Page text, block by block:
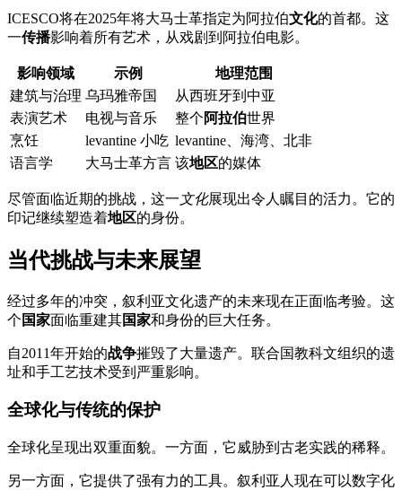
ICESCO将在2025年将大马士革指定为阿拉伯文化的首都。这
一传播影响着所有艺术，从戏剧到阿拉伯电影。
影响领域 示例
地理范围
建筑与治理 乌玛雅帝国
从西班牙到中亚
表演艺术
电视与音乐 整个阿拉伯世界
烹饪
levantine 小吃 levantine、海湾、北非
语言学
大马士革方言 该地区的媒体
尽管面临近期的挑战，这一文化展现出令人瞩目的活力。它的
印记继续塑造着地区的身份。
当代挑战与未来展望
经过多年的冲突，叙利亚文化遗产的未来现在正面临考验。这
个 国家面临重建其国家和身份的巨大任务。
自2011年开始的战争摧毁了大量遗产。联合国教科文组织的遗
址和手工艺技术受到严重影响。
全球化与传统的保护
全球化呈现出双重面貌。一方面，它威胁到古老实践的稀释。
另一方面，它提供了强有力的工具。叙利亚人现在可以数字化